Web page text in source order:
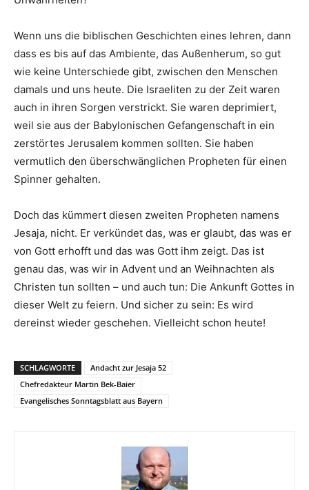
Wenn uns die biblischen Geschichten eines lehren, dann
dass es bis auf das Ambiente, das Außenherum, so gut
wie keine Unterschiede gibt, zwischen den Menschen
damals und uns heute. Die Israeliten zu der Zeit waren
auch in ihren Sorgen verstrickt. Sie waren deprimiert,
weil sie aus der Babylonischen Gefangenschaft in ein
zerstörtes Jerusalem kommen sollten. Sie haben
vermutlich den überschwänglichen Propheten für einen
Spinner gehalten.
Doch das kümmert diesen zweiten Propheten namens
Jesaja, nicht. Er verkündet das, was er glaubt, das was er
von Gott erhofft und das was Gott ihm zeigt. Das ist
genau das, was wir in Advent und an Weihnachten als
Christen tun sollten – und auch tun: Die Ankunft Gottes in
dieser Welt zu feiern. Und sicher zu sein: Es wird
dereinst wieder geschehen. Vielleicht schon heute!
SCHLAGWORTE
Andacht zur Jesaja 52
Chefredakteur Martin Bek-Baier
Evangelisches Sonntagsblatt aus Bayern